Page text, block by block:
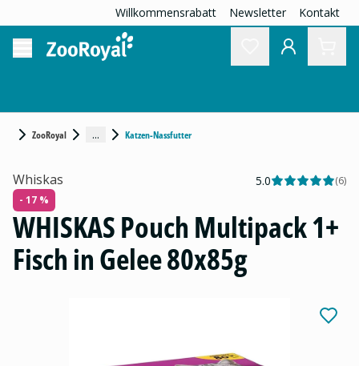
Willkommensrabatt Newsletter Kontakt
ZooRoyal ... Katzen-Nassfutter
Whiskas 5.0 (6)
- 17 %
WHISKAS Pouch Multipack 1+
Fisch in Gelee 80x85g